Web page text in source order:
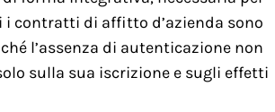
i contratti di affitto d’azienda sono
l’assenza di autenticazione non
sulla sua iscrizione e sugli effetti